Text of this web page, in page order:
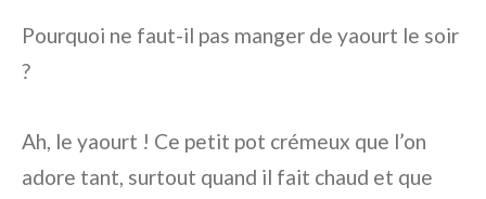
Pourquoi ne faut-il pas manger de yaourt le soir
?
Ah, le yaourt ! Ce petit pot crémeux que l’on
adore tant, surtout quand il fait chaud et que